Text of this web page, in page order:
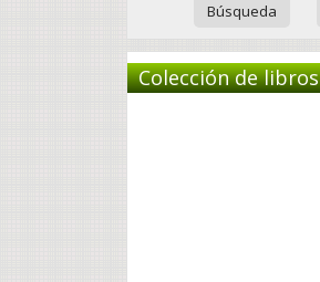
Búsqueda
Colección de libros